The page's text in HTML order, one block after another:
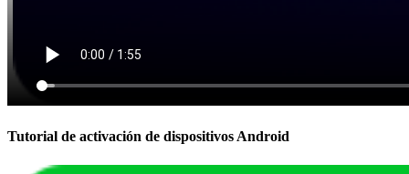
Tutorial de activación de dispositivos Android